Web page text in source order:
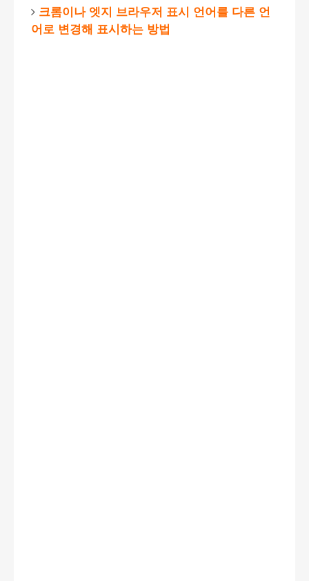
크롬이나 엣지 브라우저 표시 언어를 다른 언
어로 변경해 표시하는 방법